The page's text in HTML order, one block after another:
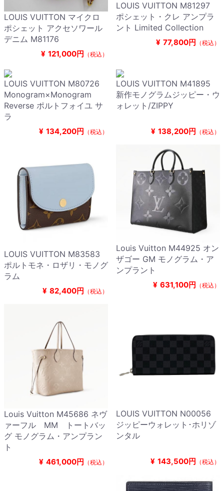
LOUIS VUITTON マイクロ
ポシェット アクセソワール
デニム M81176
¥ 121,000円 （税込）
LOUIS VUITTON M81297
ポシェット・クレ アンプラ
ント Limited Collection
¥ 77,800円 （税込）
LOUIS VUITTON M80726
Monogram×Monogram
Reverse ポルトフォイユ サ
ラ
¥ 134,200円 （税込）
LOUIS VUITTON M41895
新作モノグラムジッピー・ウ
ォレット/ZIPPY
¥ 138,200円 （税込）
LOUIS VUITTON M83583
ポルトモネ・ロザリ・モノグ
ラム
¥ 82,400円 （税込）
Louis Vuitton M44925 オン
ザゴー GM モノグラム・ア
ンプラント
¥ 631,100円 （税込）
Louis Vuitton M45686 ネヴ
ァーフル MM トートバッ
グ モノグラム・アンプラン
ト
¥ 461,000円 （税込）
LOUIS VUITTON N00056
ジッピーウォレット･ホリゾ
ンタル
¥ 143,500円 （税込）